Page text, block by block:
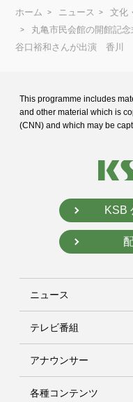
ホーム ニュース
文化
丸亀市民会館の開館記
谷口裕和さんが出演 香川
This programme includes
and other material which is
(CNN) and which may be
KSB
ニュース
テレビ番組
アナウンサー
各種コンテンツ